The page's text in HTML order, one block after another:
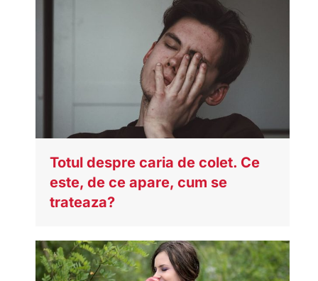
Totul despre caria de colet. Ce
este, de ce apare, cum se
trateaza?